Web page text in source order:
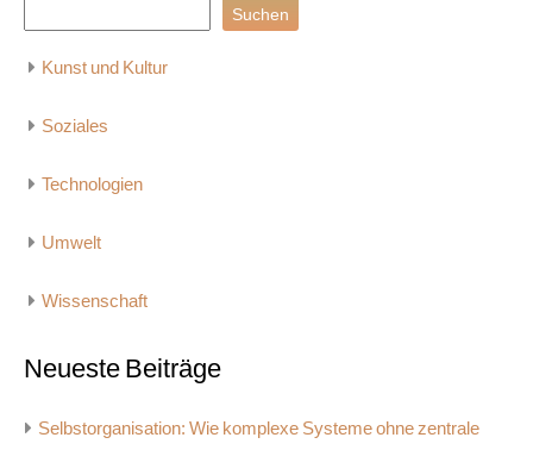
Suchen
Kunst und Kultur
Soziales
Technologien
Umwelt
Wissenschaft
Neueste Beiträge
Selbstorganisation: Wie komplexe Systeme ohne zentrale